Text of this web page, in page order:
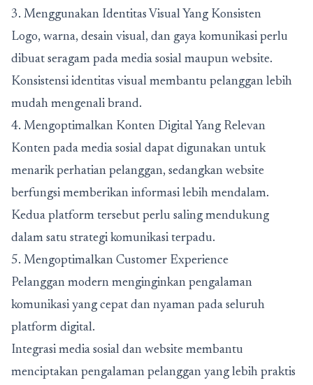
3. Menggunakan Identitas Visual Yang Konsisten
Logo, warna, desain visual, dan gaya komunikasi perlu
dibuat seragam pada media sosial maupun website.
Konsistensi identitas visual membantu pelanggan lebih
mudah mengenali brand.
4. Mengoptimalkan Konten Digital Yang Relevan
Konten pada media sosial dapat digunakan untuk
menarik perhatian pelanggan, sedangkan website
berfungsi memberikan informasi lebih mendalam.
Kedua platform tersebut perlu saling mendukung
dalam satu strategi komunikasi terpadu.
5. Mengoptimalkan Customer Experience
Pelanggan modern menginginkan pengalaman
komunikasi yang cepat dan nyaman pada seluruh
platform digital.
Integrasi media sosial dan website membantu
menciptakan pengalaman pelanggan yang lebih praktis